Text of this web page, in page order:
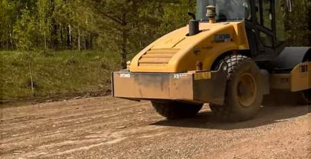
Экономика
11.06.2026 14:19465